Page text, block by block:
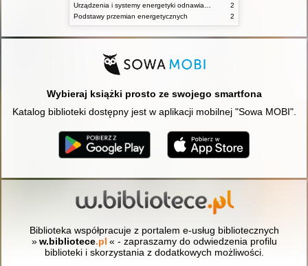
2
Podstawy przemian energetycznych
2
Wybieraj książki prosto ze swojego smartfona
Katalog biblioteki dostępny jest w aplikacji mobilnej "Sowa MOBI".
Biblioteka współpracuje z portalem e-usług bibliotecznych
» w.bibliotece.pl « - zapraszamy do odwiedzenia profilu
biblioteki i skorzystania z dodatkowych możliwości.